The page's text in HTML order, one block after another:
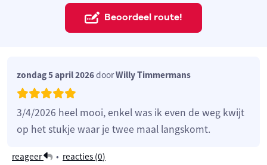
Beoordeel route!
zondag 5 april 2026doorWilly Timmermans
3/4/2026 heel mooi, enkel was ik even de weg kwijt
op het stukje waar je twee maal langskomt.
reageer • reacties (0)